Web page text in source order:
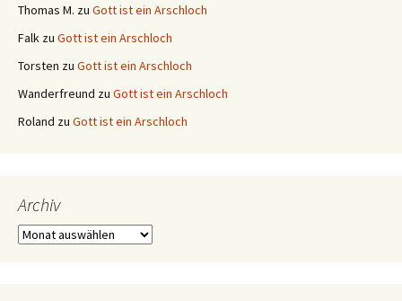
Thomas M. zu Gott ist ein Arschloch
Falk zu Gott ist ein Arschloch
Torsten zu Gott ist ein Arschloch
Wanderfreund zu Gott ist ein Arschloch
Roland zu Gott ist ein Arschloch
Archiv
Archiv